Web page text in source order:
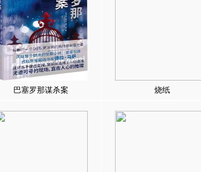
巴塞罗那谋杀案 烧纸